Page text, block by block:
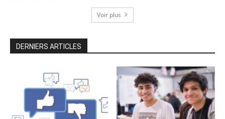
Voir plus
DERNIERS ARTICLES